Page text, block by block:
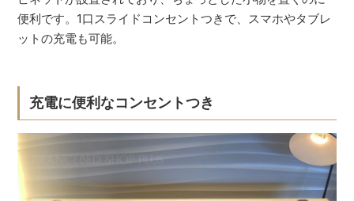
便利です。1口スライドコンセントつきで、スマホやタブレ
ットの充電も可能。
充電に便利なコンセントつき